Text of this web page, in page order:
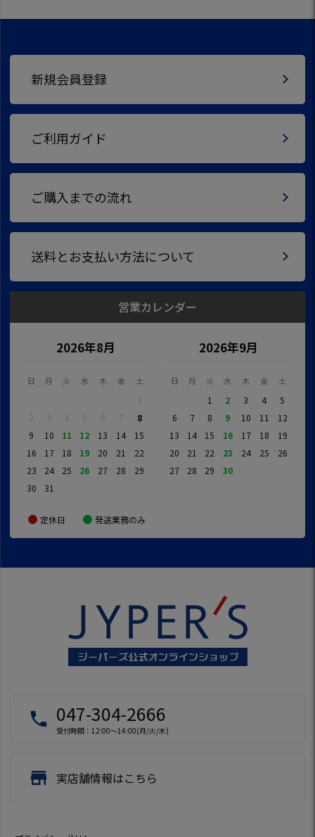
新規会員登録
ご利用ガイド
ご購入までの流れ
送料とお支払い方法について
営業カレンダー
2026年8月
日 月 火 水 木 金 土
1
2
3 4 5 6 7
8
9
10 11 12 13 14
15
16
17 18 19 20 21
22
23
24 25 26 27 28
29
30
31
2026年9月
日 月 火 水 木 金 土
1 2 3 4
5
6
7 8 9 10 11
12
13
14 15 16 17 18
19
20
21 22 23 24 25
26
27
28 29 30
定休日 発送業務のみ
local_phone 047-304-2666
受付時間：12:00～14:00(月/火/木)
store 実店舗情報はこちら